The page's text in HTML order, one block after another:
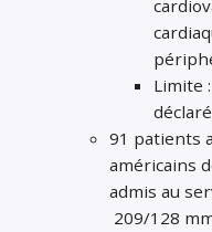
Limite
91 patients
américains
admis au
209/128